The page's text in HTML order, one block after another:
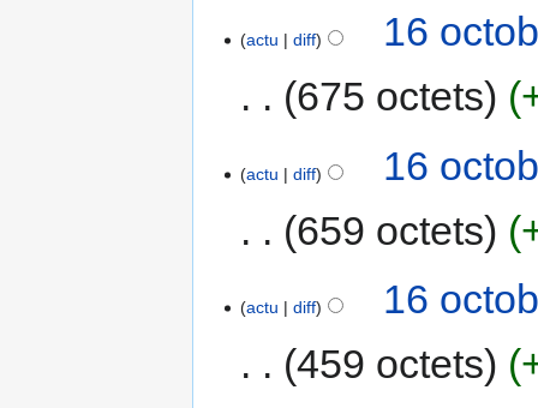
actu diff
16
675 octets
actu diff
16
659 octets
actu diff
16
459 octets